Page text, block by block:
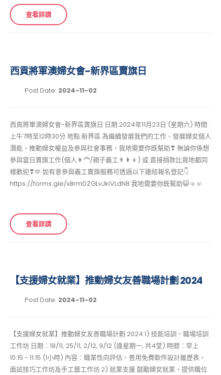
查看詳請
西貢將軍澳婦女會-新界區賣旗日
Post Date: 2024-11-02
西貢將軍澳婦女會-新界區賣旗日 日期:2024年11月23日 (星期六) 時間:
上午7時至12時30分 地點:新界區 為繼續發展我們的工作、發展婦女個人
潛能、推動婦女權益及參與社會事務，我地需要你既幫助❣ 無論你係想
參與當日賣旗工作(個人👩‍🦰/親子義工👨‍👩‍👦) 或 直接捐款比我地都同
樣歡迎❣🫶 如有意參與義工賣旗服務可透過以下連結報名登記👇
https://forms.gle/x8rmDZGLvJkiVLdN8 我地需要你既幫助😺🤜🤛
查看詳請
【支援婦女就業】推動婦女友善職場計劃 2024
Post Date: 2024-11-02
【支援婦女就業】推動婦女友善職場計劃 2024 1) 技能培訓 - 職場培訓
工作坊 日期︰18/11, 25/11, 2/12, 9/12 (逢星期一, 共4堂) 時間︰早上
10:15 - 11:15 (1小時) 內容︰職業性向評估、善用免費軟件設計履歷表、
面試技巧工作坊及手工藝工作坊 2) 就業支援 鼓勵婦女就業、提供職位